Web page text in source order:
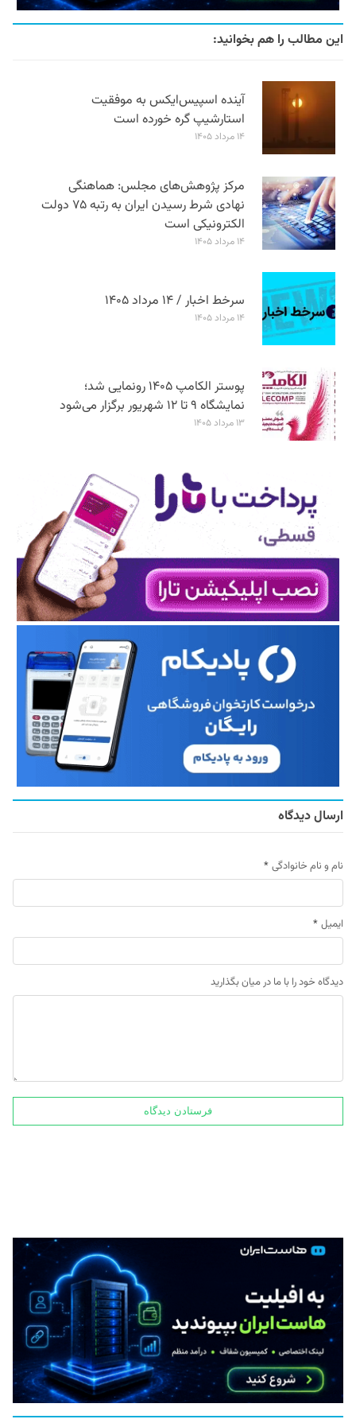
این مطالب را هم بخوانید:
آینده اسپیس‌ایکس به موفقیت
استارشیپ گره خورده است
۱۴ مرداد ۱۴۰۵
مرکز پژوهش‌های مجلس: هماهنگی
نهادی شرط رسیدن ایران به رتبه ۷۵ دولت
الکترونیکی است
۱۴ مرداد ۱۴۰۵
سرخط اخبار / ۱۴ مرداد ۱۴۰۵
۱۴ مرداد ۱۴۰۵
پوستر الکامپ ۱۴۰۵ رونمایی شد؛
نمایشگاه ۹ تا ۱۲ شهریور برگزار می‌شود
۱۳ مرداد ۱۴۰۵
ارسال دیدگاه
نام و نام خانوادگی *
ایمیل *
دیدگاه خود را با ما در میان بگذارید